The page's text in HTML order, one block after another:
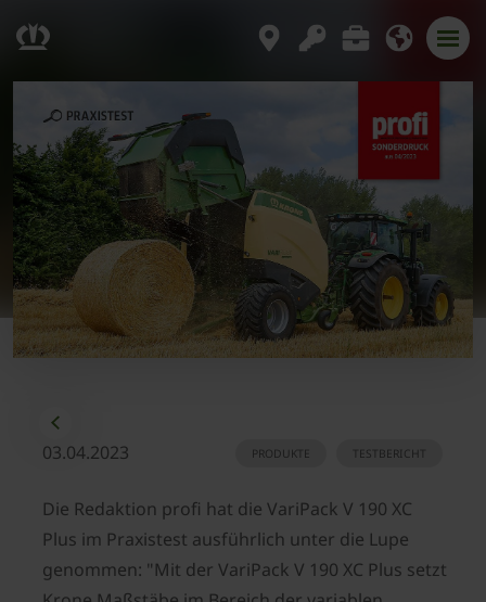
03.04.2023 TESTBERICHT
PRODUKTE
Die Redaktion profi hat die VariPack V 190 XC
Plus im Praxistest ausführlich unter die Lupe
genommen: "Mit der VariPack V 190 XC Plus setzt